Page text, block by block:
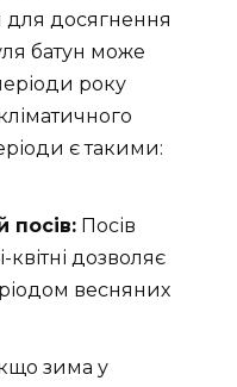
досягнення
батун може
року
є такими:
посів: Посів
квітні дозволяє
весняних
зима у